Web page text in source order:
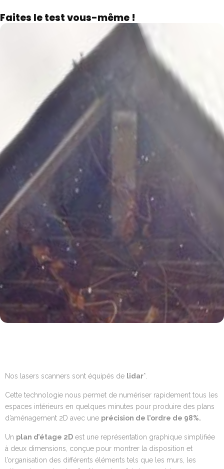
Faites le test vous-même !
Nos lasers scanners sont équipés de lidar*.
Cette technologie nous permet de numériser rapidement tous les
espaces intérieurs en quelques minutes pour produire des plans
d’aménagement 2D avec une précision de l’ordre de 98%.
Un plan d’étage 2D est une représentation graphique simplifiée
à deux dimensions, conçue pour montrer la disposition et
l’organisation des différents éléments tels que les murs, les